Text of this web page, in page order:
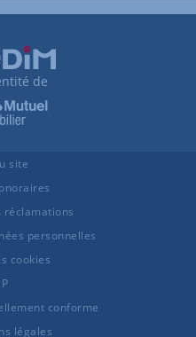
de
site
réclamations
personnelles
cookies
conforme
légales